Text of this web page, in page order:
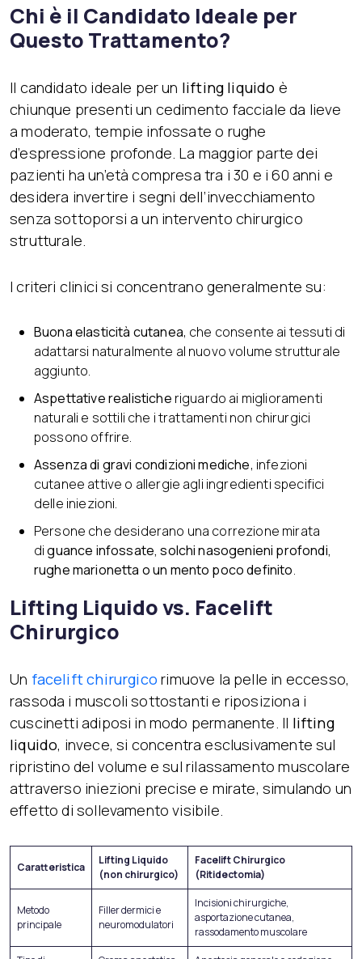
Chi è il Candidato Ideale per
Questo Trattamento?
Il candidato ideale per un lifting liquido è
chiunque presenti un cedimento facciale da lieve
a moderato, tempie infossate o rughe
d’espressione profonde. La maggior parte dei
pazienti ha un’età compresa tra i 30 e i 60 anni e
desidera invertire i segni dell’invecchiamento
senza sottoporsi a un intervento chirurgico
strutturale.
I criteri clinici si concentrano generalmente su:
Buona elasticità cutanea, che consente ai tessuti di
adattarsi naturalmente al nuovo volume strutturale
aggiunto.
Aspettative realistiche riguardo ai miglioramenti
naturali e sottili che i trattamenti non chirurgici
possono offrire.
Assenza di gravi condizioni mediche, infezioni
cutanee attive o allergie agli ingredienti specifici
delle iniezioni.
Persone che desiderano una correzione mirata
diguance infossate, solchi nasogenieni profondi,
rughe marionetta o un mento poco definito.
Lifting Liquido vs. Facelift
Chirurgico
Un facelift chirurgicorimuove la pelle in eccesso,
rassoda i muscoli sottostanti e riposiziona i
cuscinetti adiposi in modo permanente. Il lifting
liquido, invece, si concentra esclusivamente sul
ripristino del volume e sul rilassamento muscolare
attraverso iniezioni precise e mirate, simulando un
effetto di sollevamento visibile.
Caratteristica
Lifting Liquido
(non chirurgico)
Facelift Chirurgico
(Ritidectomia)
Metodo
principale
Filler dermici e
neuromodulatori
Incisioni chirurgiche,
asportazione cutanea,
rassodamento muscolare